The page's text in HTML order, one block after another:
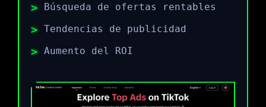
Búsqueda de ofertas rentables
Tendencias de publicidad
Aumento del ROI